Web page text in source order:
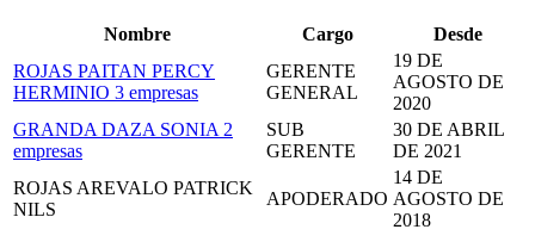
Nombre Cargo
Desde
ROJAS PAITAN PERCY
HERMINIO 3 empresas
GERENTE
GENERAL
19 DE
AGOSTO DE
2020
GRANDA DAZA SONIA 2
empresas
SUB
GERENTE
30 DE ABRIL
DE 2021
ROJAS AREVALO PATRICK
NILS
APODERADO
14 DE
AGOSTO DE
2018